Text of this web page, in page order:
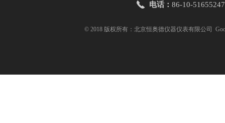
电话： 86-10-51655247
© 2018 版权所有：北京恒奥德仪器仪表有限公司